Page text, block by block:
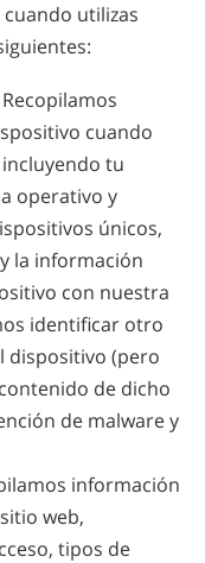
utilizas
cuando
tu
operativo y
únicos,
la información
con nuestra
identificar otro
dispositivo (pero
de dicho
de malware y
información
web,
tipos de